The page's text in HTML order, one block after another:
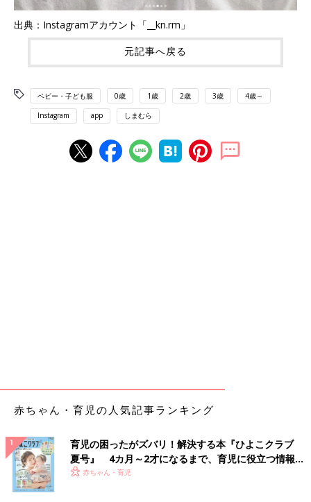
出典：Instagramアカウント「__kn.rm」
元記事へ戻る
ベビー・子ども服 0歳 1歳 2歳 3歳 4歳～
Instagram app しまむら
赤ちゃん・育児の人気記事ランキング
育児の困ったがズバリ！解決する本『ひよこクラブ
夏号』 4カ月～2才になるまで、育児に役立つ情報が
いっぱい！
赤ちゃん・育児